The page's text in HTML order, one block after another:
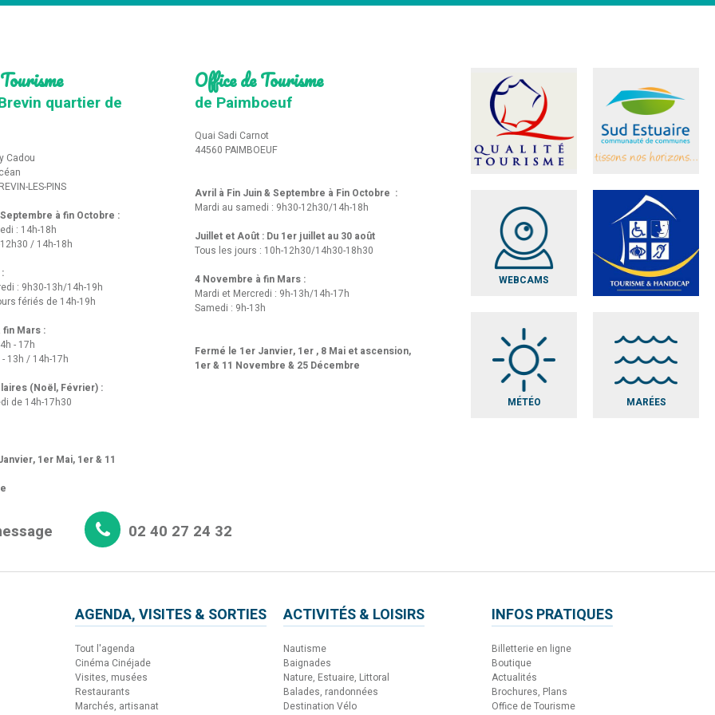
quartier de
Cadou
LES-PINS
à fin Octobre :
: 14h-18h
/ 14h-18h
: 9h30-13h/14h-19h
fériés de 14h-19h
Mars :
- 17h
13h / 14h-17h
(Noël, Février) :
de 14h-17h30
1er Mai, 1er & 11
Office de Tourisme
de Paimboeuf
Quai Sadi Carnot
44560 PAIMBOEUF
Avril à Fin Juin & Septembre à Fin Octobre :
Mardi au samedi : 9h30-12h30/14h-18h
Juillet et Août : Du 1er juillet au 30 août
Tous les jours : 10h-12h30/14h30-18h30
4 Novembre à fin Mars :
Mardi et Mercredi : 9h-13h/14h-17h
Samedi : 9h-13h
Fermé le 1er Janvier, 1er , 8 Mai et ascension,
1er & 11 Novembre & 25 Décembre
WEBCAMS
MÉTÉO MARÉES
02 40 27 24 32
AGENDA, VISITES & SORTIES
Tout l'agenda
Cinéma Cinéjade
Visites, musées
Restaurants
Marchés, artisanat
ACTIVITÉS & LOISIRS
Nautisme
Baignades
Nature, Estuaire, Littoral
Balades, randonnées
Destination Vélo
INFOS PRATIQUES
Billetterie en ligne
Boutique
Actualités
Brochures, Plans
Office de Tourisme